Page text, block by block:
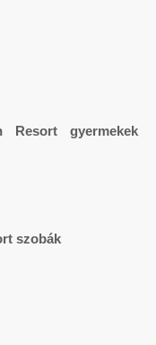
Resort gyermekek
szobák